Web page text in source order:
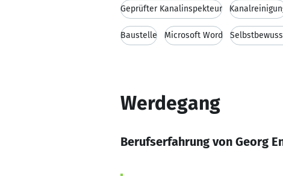
Geprüfter Kanalinspekteur
Baustelle Microsoft Word
Werdegang
Berufserfahrung von Georg